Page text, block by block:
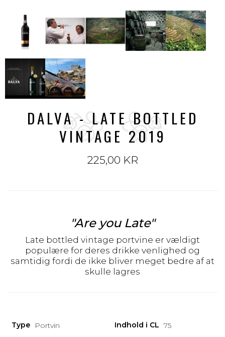
DALVA - LATE BOTTLED
VINTAGE 2019
225,00 KR
"Are you Late"
Late bottled vintage portvine er vældigt
populære for deres drikke venlighed og
samtidig fordi de ikke bliver meget bedre af at
skulle lagres
Type Portvin Indhold i CL 75